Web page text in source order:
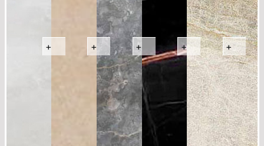
+ + + + +